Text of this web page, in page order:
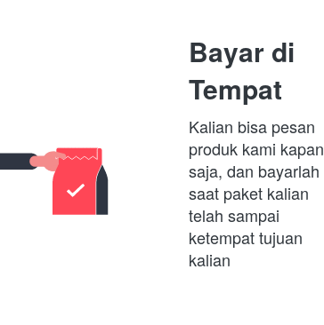
Bayar di
Tempat
Kalian bisa pesan
produk kami kapan
saja, dan bayarlah
saat paket kalian
telah sampai
ketempat tujuan
kalian